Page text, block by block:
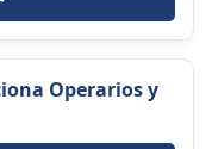
Operarios y